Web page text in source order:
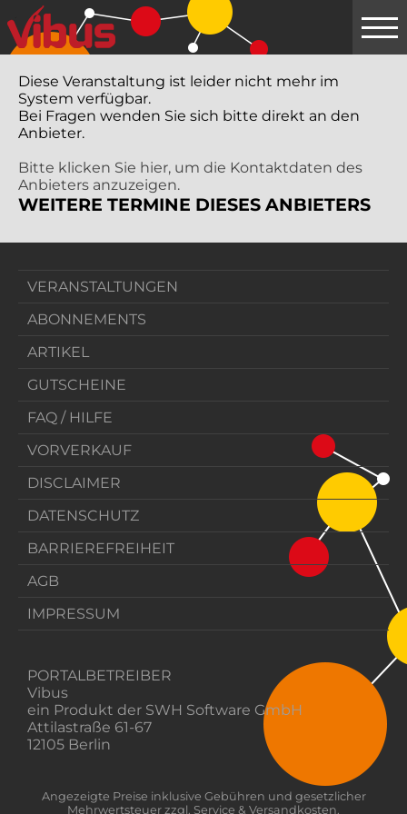
Springe
zum
Hauptinhalt
Diese Veranstaltung ist leider nicht mehr im
System verfügbar.
Bei Fragen wenden Sie sich bitte direkt an den
Anbieter.
Bitte klicken Sie hier, um die Kontaktdaten des
Anbieters anzuzeigen.
WEITERE TERMINE DIESES ANBIETERS
VERANSTALTUNGEN
ABONNEMENTS
ARTIKEL
GUTSCHEINE
FAQ / HILFE
VORVERKAUF
DISCLAIMER
DATENSCHUTZ
BARRIEREFREIHEIT
AGB
IMPRESSUM
PORTALBETREIBER
Vibus
ein Produkt der SWH Software GmbH
Attilastraße 61-67
12105 Berlin
Angezeigte Preise inklusive Gebühren und gesetzlicher
Mehrwertsteuer zzgl. Service & Versandkosten.